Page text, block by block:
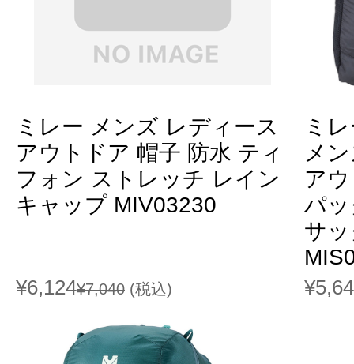
ミレー メンズ レディース
アウトドア 帽子 防水 ティ
フォン ストレッチ レイン
キャップ MIV03230
¥6,124¥7,040 (税込)
ミ
メ
ア
パ
サ